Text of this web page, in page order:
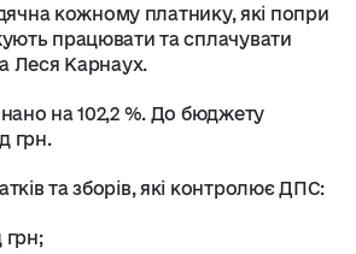
кожному платнику, які попри
працювати та сплачувати
Леся Карнаух.
на 102,2 %. До бюджету
грн.
та зборів, які контролює ДПС:
грн;